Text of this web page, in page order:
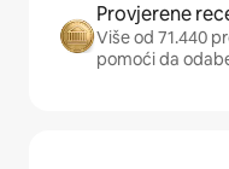
Provjerene
Više od 71.440
pomoći da